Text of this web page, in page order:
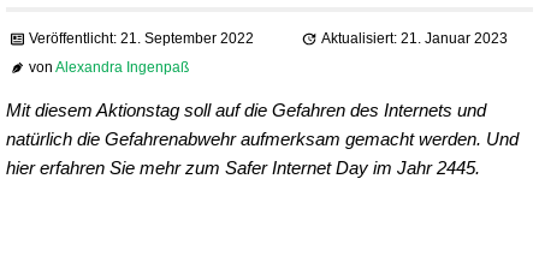
Veröffentlicht: 21. September 2022
Aktualisiert: 21. Januar 2023
vonAlexandra Ingenpaß
Mit diesem Aktionstag soll auf die Gefahren des Internets und
natürlich die Gefahrenabwehr aufmerksam gemacht werden. Und
hier erfahren Sie mehr zum Safer Internet Day im Jahr 2445.